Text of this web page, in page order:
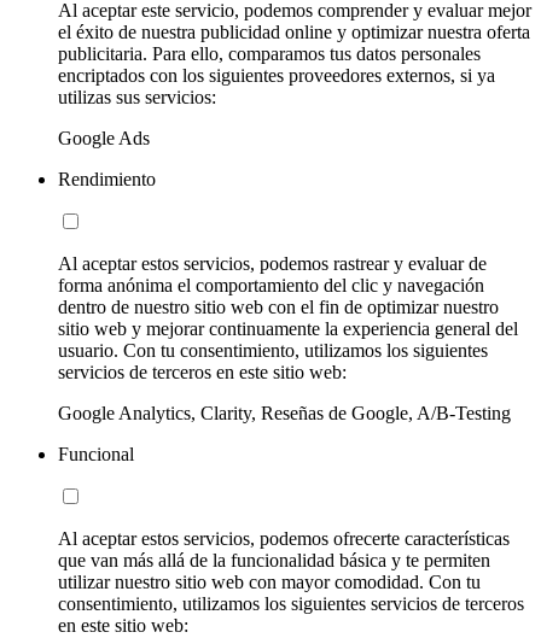
Al aceptar este servicio, podemos comprender y evaluar mejor
el éxito de nuestra publicidad online y optimizar nuestra oferta
publicitaria. Para ello, comparamos tus datos personales
encriptados con los siguientes proveedores externos, si ya
utilizas sus servicios:
Google Ads
Rendimiento
Al aceptar estos servicios, podemos rastrear y evaluar de
forma anónima el comportamiento del clic y navegación
dentro de nuestro sitio web con el fin de optimizar nuestro
sitio web y mejorar continuamente la experiencia general del
usuario. Con tu consentimiento, utilizamos los siguientes
servicios de terceros en este sitio web:
Google Analytics, Clarity, Reseñas de Google, A/B-Testing
Funcional
Al aceptar estos servicios, podemos ofrecerte características
que van más allá de la funcionalidad básica y te permiten
utilizar nuestro sitio web con mayor comodidad. Con tu
consentimiento, utilizamos los siguientes servicios de terceros
en este sitio web: